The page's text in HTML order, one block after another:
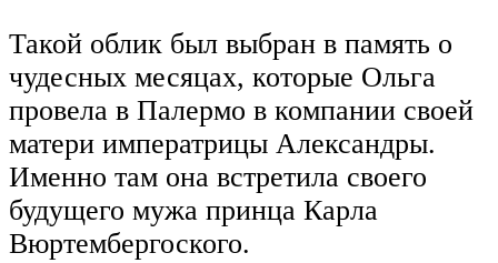
Такой облик был выбран в память о
чудесных месяцах, которые Ольга
провела в Палермо в компании своей
матери императрицы Александры.
Именно там она встретила своего
будущего мужа принца Карла
Вюртембергоского.